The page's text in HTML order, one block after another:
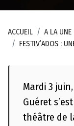
ACCUEIL
A LA UNE
FESTIV’ADOS :
Mardi 3
Guéret
théâtre de